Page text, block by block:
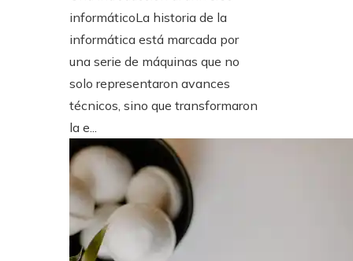
informáticoLa historia de la
informática está marcada por
una serie de máquinas que no
solo representaron avances
técnicos, sino que transformaron
la e...